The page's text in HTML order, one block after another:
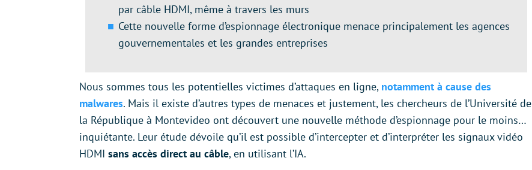
par câble HDMI, même à travers les murs
Cette nouvelle forme d’espionnage électronique menace principalement les agences
gouvernementales et les grandes entreprises
Nous sommes tous les potentielles victimes d’attaques en ligne, notamment à cause des
malwares. Mais il existe d’autres types de menaces et justement, les chercheurs de l’Université de
la République à Montevideo ont découvert une nouvelle méthode d’espionnage pour le moins…
inquiétante. Leur étude dévoile qu’il est possible d’intercepter et d’interpréter les signaux vidéo
HDMI sans accès direct au câble, en utilisant l’IA.